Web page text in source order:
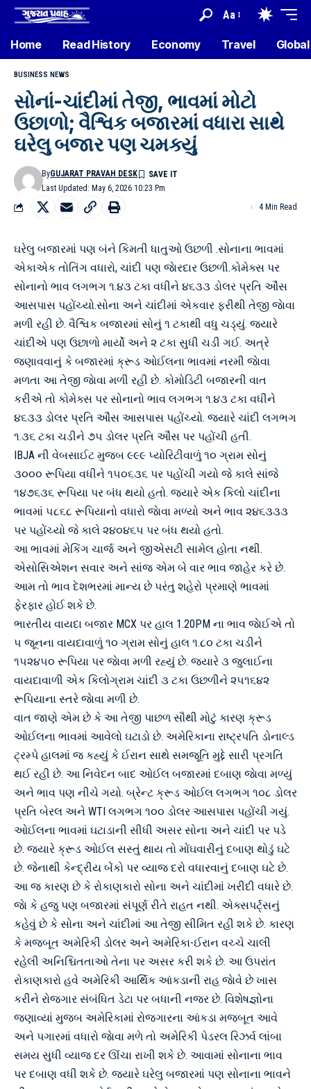
Aa
Home Read History Economy Travel
BUSINESS NEWS
સોનાં-ચાંદીમાં તેજી, ભાવમાં મોટો
ઉછાળો; વૈશ્વિક બજારમાં વધારા સાથે
ઘરેલુ બજાર પણ ચમક્યું
Last Updated: May 6, 2026 10:23 Pm
ByGUJARAT PRAVAH DESK
4 Min Read
ઘરેલુ બજારમાં પણ બંને કિમતી ધાતુઓ ઉછળી .સોનાના ભાવમાં
એકાએક તોતિંગ વધારો, ચાંદી પણ જાેરદાર ઉછળી.કોમેક્સ પર
સોનાનો ભાવ લગભગ ૧.૪૩ ટકા વધીને ૪૬૩૩ ડોલર પ્રતિ ઔંસ
આસપાસ પહોંચ્યો.સોના અને ચાંદીમાં એકવાર ફરીથી તેજી જાેવા
મળી રહી છે. વૈશ્વિક બજારમાં સોનું ૧ ટકાથી વધુ ચડ્યું. જ્યારે
ચાંદીએ પણ ઉછાળો માર્યો અને ૨ ટકા સુધી ચડી ગઈ. અત્રે
જણાવવાનું કે બજારમાં ક્રૂડ ઓઈલના ભાવમાં નરમી જાેવા
મળતા આ તેજી જાેવા મળી રહી છે. કોમોડિટી બજારની વાત
કરીએ તો કોમેક્સ પર સોનાનો ભાવ લગભગ ૧.૪૩ ટકા વધીને
૪૬૩૩ ડોલર પ્રતિ ઔંસ આસપાસ પહોંચ્યો. જ્યારે ચાંદી લગભગ
૧.૩૬ ટકા ચડીને ૭૫ ડોલર પ્રતિ ઔંસ પર પહોંચી હતી.
IBJA ની વેબસાઈટ મુજબ ૯૯૯ પ્યોરિટીવાળું ૧૦ ગ્રામ સોનું
૩૦૦૦ રૂપિયા વધીને ૧૫૦૬૩૬ પર પહોંચી ગયો જે કાલે સાંજે
૧૪૭૬૩૬ રૂપિયા પર બંધ થયો હતો. જ્યારે એક કિલો ચાંદીના
ભાવમાં ૫૮૬૮ રૂપિયાનો વધારો જાેવા મળ્યો અને ભાવ ૨૪૬૩૩૩
પર પહોંચ્યો જે કાલે ૨૪૦૪૬૫ પર બંધ થયો હતો.
આ ભાવમાં મેકિંગ ચાર્જ અને જીએસટી સામેલ હોતા નથી.
એસોસિએશન સવાર અને સાંજ એમ બે વાર ભાવ જાહેર કરે છે.
આમ તો ભાવ દેશભરમાં માન્ય છે પરંતુ શહેરો પ્રમાણે ભાવમાં
ફેરફાર હોઈ શકે છે.
ભારતીય વાયદા બજાર MCX પર હાલ 1.20PM ના ભાવ જાેઈએ તો
૫ જૂનના વાયદાવાળું ૧૦ ગ્રામ સોનું હાલ ૧.૮૦ ટકા ચડીને
૧૫૨૪૫૦ રૂપિયા પર જાેવા મળી રહ્યું છે. જ્યારે ૩ જુલાઈના
વાયદાવાળી એક કિલોગ્રામ ચાંદી ૩ ટકા ઉછળીને ૨૫૧૬૪૨
રૂપિયાના સ્તરે જાેવા મળી છે.
વાત જાણે એમ છે કે આ તેજી પાછળ સૌથી મોટું કારણ ક્રૂડ
ઓઈલના ભાવમાં આવેલો ઘટાડો છે. અમેરિકાના રાષ્ટ્રપતિ ડોનાલ્ડ
ટ્રમ્પે હાલમાં જ કહ્યું કે ઈરાન સાથે સમજૂતિ મુદ્દે સારી પ્રગતિ
થઈ રહી છે. આ નિવેદન બાદ ઓઈલ બજારમાં દબાણ જાેવા મળ્યું
અને ભાવ પણ નીચે ગયો. બ્રેન્ટ ક્રૂડ ઓઈલ લગભગ ૧૦૮ ડોલર
પ્રતિ બેરલ અને WTI લગભગ ૧૦૦ ડોલર આસપાસ પહોંચી ગયું.
ઓઈલના ભાવમાં ઘટાડાની સીધી અસર સોના અને ચાંદી પર પડે
છે. જ્યારે ક્રૂડ ઓઈલ સસ્તું થાય તો મોંઘવારીનું દબાણ થોડું ઘટે
છે. જેનાથી કેન્દ્રીય બેંકો પર વ્યાજ દરો વધારવાનું દબાણ ઘટે છે.
આ જ કારણ છે કે રોકાણકારો સોના અને ચાંદીમાં ખરીદી વધારે છે.
જાે કે હજુ પણ બજારમાં સંપૂર્ણ રીતે રાહત નથી. એક્સપર્ટ્સનું
કહેવું છે કે સોના અને ચાંદીમાં આ તેજી સીમિત રહી શકે છે. કારણ
કે મજબૂત અમેરિકી ડોલર અને અમેરિકા-ઈરાન વચ્ચે ચાલી
રહેલી અનિશ્ચિતતાઓ તેના પર અસર કરી શકે છે. આ ઉપરાંત
રોકાણકારો હવે અમેરિકી આર્થિક આંકડાની રાહ જાેવે છે ખાસ
કરીને રોજગાર સંબંધિત ડેટા પર બધાની નજર છે. વિશેષજ્ઞોના
જણાવ્યાં મુજબ અમેરિકામાં રોજગારના આંકડા મજબૂત આવે
અને પગારમાં વધારો જાેવા મળે તો અમેરિકી પેડરલ રિઝર્વ લાંબા
સમય સુધી વ્યાજ દર ઊંચા રાખી શકે છે. આવામાં સોનાના ભાવ
પર દબાણ વધી શકે છે. જ્યારે ઘરેલુ બજારમાં પણ સોનાના ભાવને